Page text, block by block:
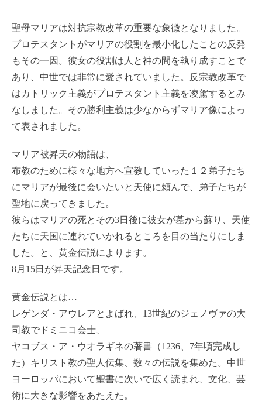
聖母マリアは対抗宗教改革の重要な象徴となりました。
プロテスタントがマリアの役割を最小化したことの反発
もその一因。彼女の役割は人と神の間を執り成すことで
あり、中世では非常に愛されていました。反宗教改革で
はカトリック主義がプロテスタント主義を凌駕するとみ
なしました。その勝利主義は少なからずマリア像によっ
て表されました。
マリア被昇天の物語は、
布教のために様々な地方へ宣教していった１２弟子たち
にマリアが最後に会いたいと天使に頼んで、弟子たちが
聖地に戻ってきました。
彼らはマリアの死とその3日後に彼女が墓から蘇り、天使
たちに天国に連れていかれるところを目の当たりにしま
した。と、黄金伝説によります。
8月15日が昇天記念日です。
黄金伝説とは…
レゲンダ・アウレアとよばれ、13世紀のジェノヴァの大
司教でドミニコ会士、
ヤコブス・ア・ウオラギネの著書（1236、7年頃完成し
た）キリスト教の聖人伝集、数々の伝説を集めた。中世
ヨーロッパにおいて聖書に次いで広く読まれ、文化、芸
術に大きな影響をあたえた。